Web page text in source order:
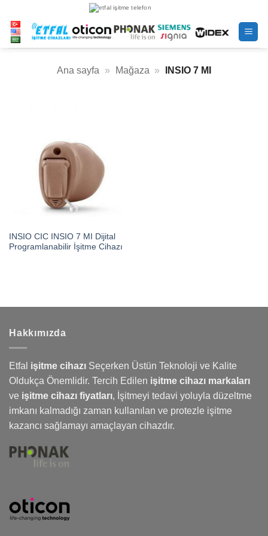
atla
Ana sayfa » Mağaza » INSIO 7 MI
INSIO CIC INSIO 7 MI Dijital
Programlanabilir İşitme Cihazı
Hakkımızda
Etfal işitme cihazı Seçerken Üstün Teknoloji ve Kalite
Oldukça Önemlidir. Tercih Edilen işitme cihazı markaları
ve işitme cihazı fiyatları, İşitmeyi tedavi yoluyla düzeltme
imkanı kalmadığı zaman kullanılan ve protezle işitme
kazancı sağlamayı amaçlayan cihazdır.